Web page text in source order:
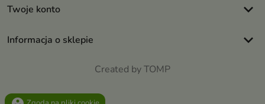
Twoje konto keyboard_arrow_down
Informacja o sklepie keyboard_arrow_down
Created by TOMP